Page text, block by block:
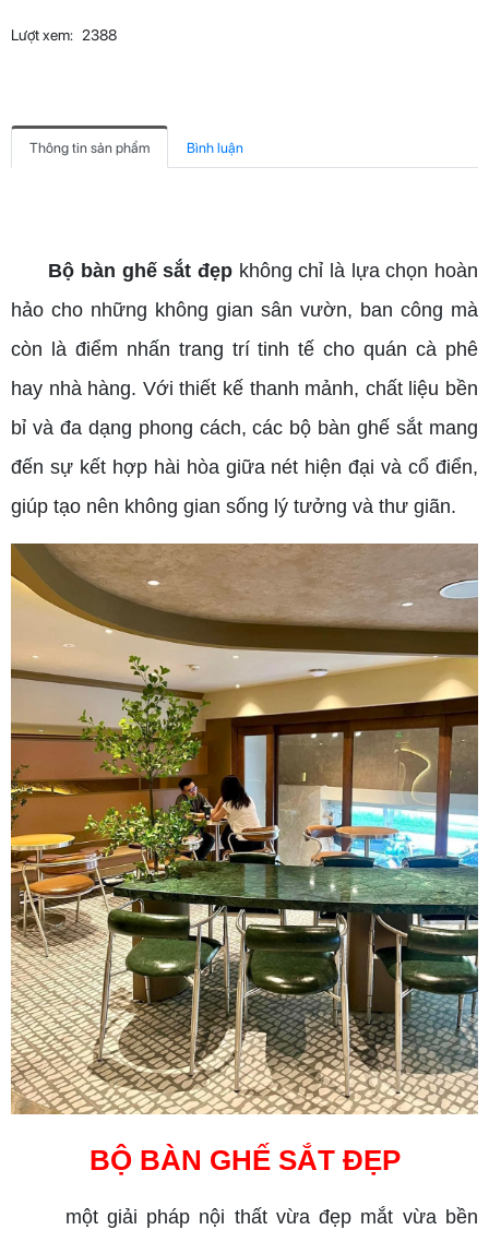
Lượt xem: 2388
Thông tin sản phẩm Bình luận
Bộ bàn ghế sắt đẹpkhông chỉ là lựa chọn hoàn
hảo cho những không gian sân vườn, ban công mà
còn là điểm nhấn trang trí tinh tế cho quán cà phê
hay nhà hàng. Với thiết kế thanh mảnh, chất liệu bền
bỉ và đa dạng phong cách, các bộ bàn ghế sắt mang
đến sự kết hợp hài hòa giữa nét hiện đại và cổ điển,
giúp tạo nên không gian sống lý tưởng và thư giãn.
BỘ BÀN GHẾ SẮT ĐẸP
một giải pháp nội thất vừa đẹp mắt vừa bền